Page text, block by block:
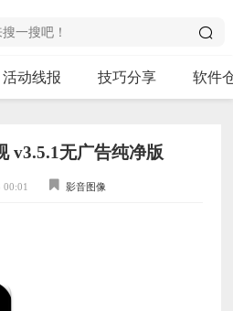
活动线报 技巧分享 软件
v3.5.1无广告纯净版
00:01 影音图像